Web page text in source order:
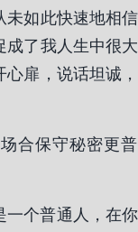
未如此快速地相信
成了我人生中很大
扉，说话坦诚，
合保守秘密更普
一个普通人，在你